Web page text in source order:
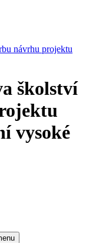
návrhu projektu
školství
vysoké